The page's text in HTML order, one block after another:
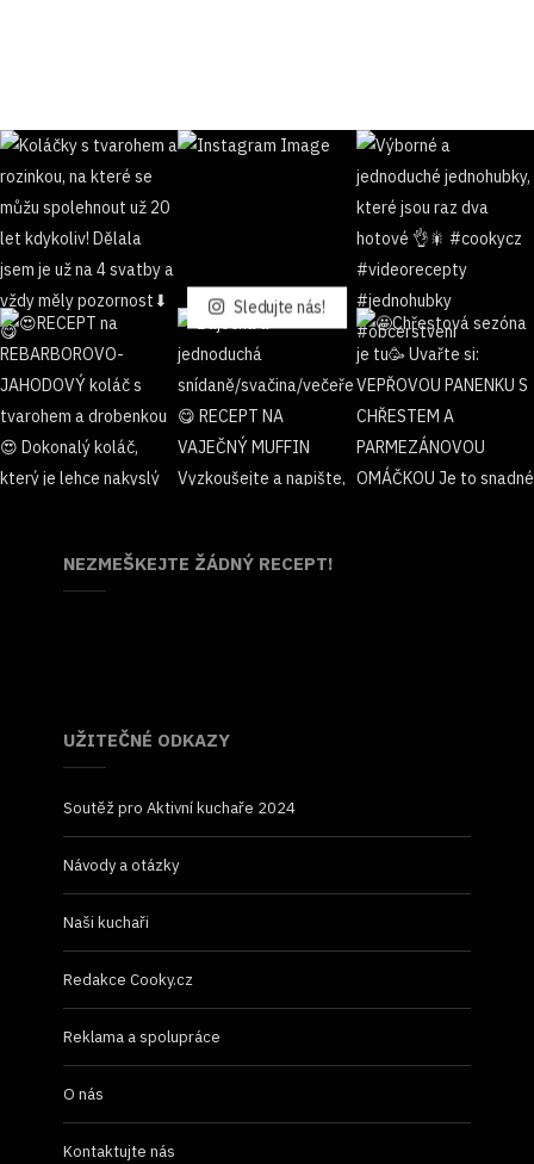
Sledujte nás!
NEZMEŠKEJTE ŽÁDNÝ RECEPT!
UŽITEČNÉ ODKAZY
Soutěž pro Aktivní kuchaře 2024
Návody a otázky
Naši kuchaři
Redakce Cooky.cz
Reklama a spolupráce
O nás
Kontaktujte nás